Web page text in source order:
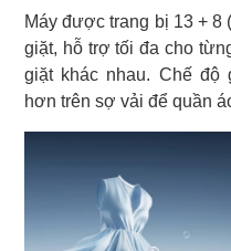
Máy được trang bị 13 +
giặt, hỗ trợ tối đa cho
giặt khác nhau. Chế
hơn trên sợ vải để quần